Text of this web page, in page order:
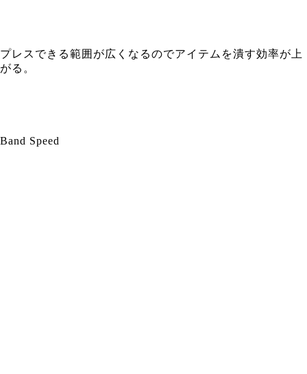
プレスできる範囲が広くなるのでアイテムを潰す効率が上
がる。
Band Speed